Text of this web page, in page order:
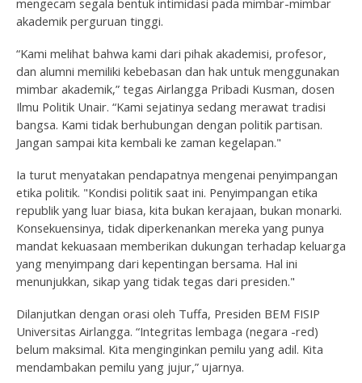
mengecam segala bentuk intimidasi pada mimbar-mimbar
akademik perguruan tinggi.
“Kami melihat bahwa kami dari pihak akademisi, profesor,
dan alumni memiliki kebebasan dan hak untuk menggunakan
mimbar akademik,” tegas Airlangga Pribadi Kusman, dosen
Ilmu Politik Unair. “Kami sejatinya sedang merawat tradisi
bangsa. Kami tidak berhubungan dengan politik partisan.
Jangan sampai kita kembali ke zaman kegelapan."
Ia turut menyatakan pendapatnya mengenai penyimpangan
etika politik. "Kondisi politik saat ini. Penyimpangan etika
republik yang luar biasa, kita bukan kerajaan, bukan monarki.
Konsekuensinya, tidak diperkenankan mereka yang punya
mandat kekuasaan memberikan dukungan terhadap keluarga
yang menyimpang dari kepentingan bersama. Hal ini
menunjukkan, sikap yang tidak tegas dari presiden."
Dilanjutkan dengan orasi oleh Tuffa, Presiden BEM FISIP
Universitas Airlangga. “Integritas lembaga (negara -red)
belum maksimal. Kita menginginkan pemilu yang adil. Kita
mendambakan pemilu yang jujur,” ujarnya.